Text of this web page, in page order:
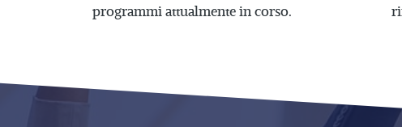
programmi attualmente in corso.